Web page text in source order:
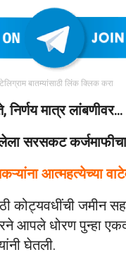
टेलिग्राम बातम्यांसाठी लिंक क्लिक करा
निर्णय मात्र लांबणीवर…
सरसकट कर्जमाफीचा
आत्महत्येच्या
कोट्यवधींची जमीन
आपले धोरण पुन्हा
घेतली.